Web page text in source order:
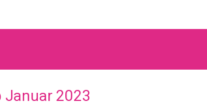
Januar 2023